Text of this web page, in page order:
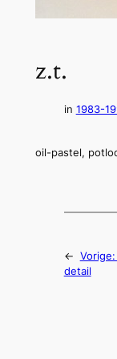
z.t.
in 1983-
oil-pastel,
← Vorige:
detail